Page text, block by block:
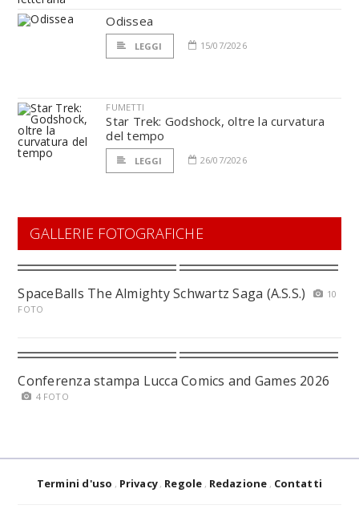
Odissea
LEGGI 15/07/2026
FUMETTI
Star Trek: Godshock, oltre la curvatura
del tempo
LEGGI 26/07/2026
GALLERIE FOTOGRAFICHE
SpaceBalls The Almighty Schwartz Saga (A.S.S.)
10
FOTO
Conferenza stampa Lucca Comics and Games 2026
4 FOTO
Termini d'uso Privacy Regole Redazione Contatti